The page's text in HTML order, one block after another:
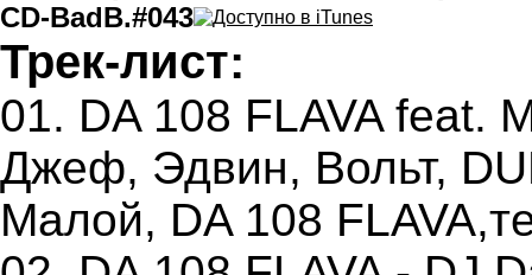
CD-BadB.#043
Трек-лист:
01. DA 108 FLAVA feat.
Джеф, Эдвин, Вольт,
Малой, DA 108